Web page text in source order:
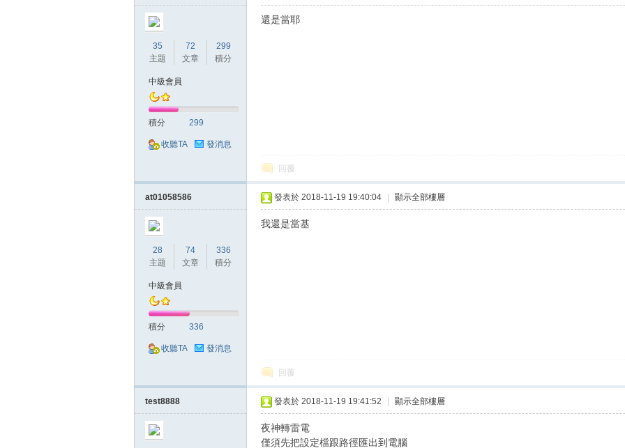
35
主題
72
文章
299
積分
中級會員
積分 299
收聽TA 發消息
還是當耶
回覆
at01058586
28
主題
74
文章
336
積分
中級會員
積分 336
收聽TA 發消息
發表於 2018-11-19 19:40:04 顯示全部樓層
我還是當基
回覆
test8888 發表於 2018-11-19 19:41:52 顯示全部樓層
夜神轉雷電
僅須先把設定檔跟路徑匯出到電腦